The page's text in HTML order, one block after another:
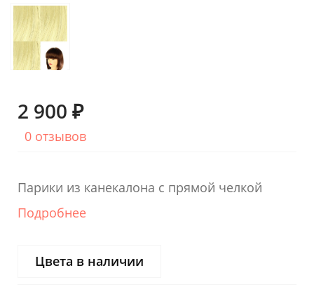
2 900 ₽
0 отзывов
Парики из канекалона с прямой челкой
Подробнее
Цвета в наличии